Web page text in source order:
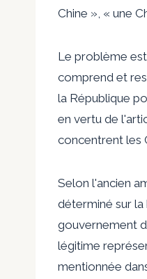
Chine », « une
Le problème
comprend et
la République
en vertu de
concentrent les
Selon l'ancien
déterminé sur
gouvernement
légitime
mentionnée